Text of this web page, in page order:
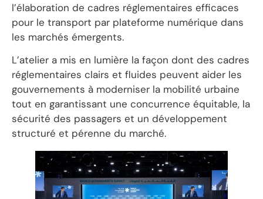
l’élaboration de cadres réglementaires efficaces
pour le transport par plateforme numérique dans
les marchés émergents.
L’atelier a mis en lumière la façon dont des cadres
réglementaires clairs et fluides peuvent aider les
gouvernements à moderniser la mobilité urbaine
tout en garantissant une concurrence équitable, la
sécurité des passagers et un développement
structuré et pérenne du marché.